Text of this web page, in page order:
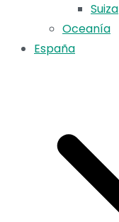
Suiza
Oceanía
España